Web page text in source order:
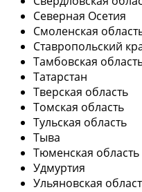
Северная Осетия
Смоленская
Ставропольский
Тамбовская
Татарстан
Тверская область
Томская область
Тульская область
Тыва
Тюменская область
Удмуртия
Ульяновская